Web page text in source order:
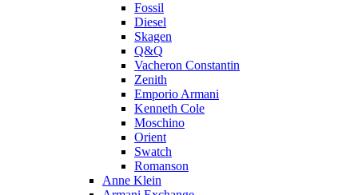
Fossil
Diesel
Skagen
Q&Q
Vacheron Constantin
Zenith
Emporio Armani
Kenneth Cole
Moschino
Orient
Swatch
Romanson
Anne Klein